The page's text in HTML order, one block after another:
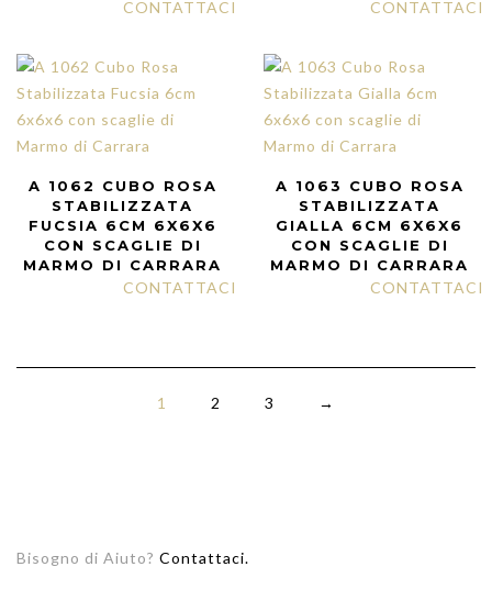
CONTATTACI CONTATTACI
A 1062 CUBO ROSA
STABILIZZATA
FUCSIA 6CM 6X6X6
CON SCAGLIE DI
MARMO DI CARRARA
CONTATTACI
A 1063 CUBO ROSA
STABILIZZATA
GIALLA 6CM 6X6X6
CON SCAGLIE DI
MARMO DI CARRARA
CONTATTACI
1 2 3 →
Bisogno di Aiuto? Contattaci.